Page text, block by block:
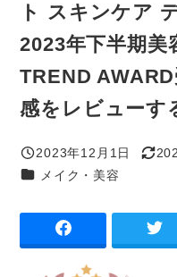
ト スキンケア
2023年下半期
TREND
感をレビュー
投稿日
2023年12月1日
更新日
カテゴリー
メイク・美容